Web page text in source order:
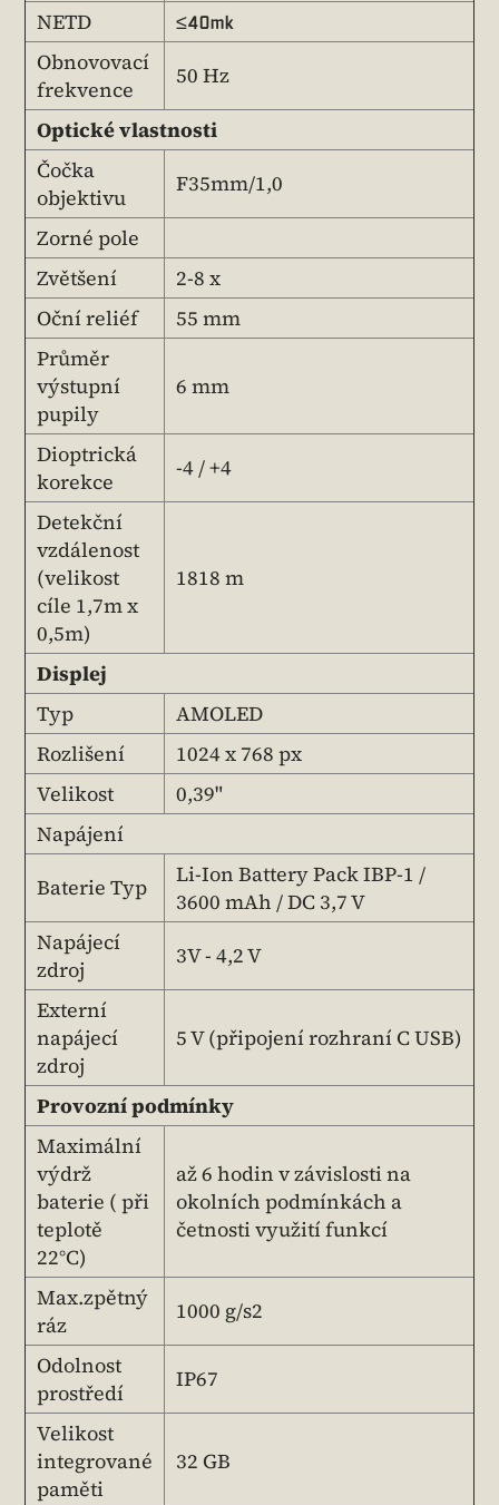
NETD
≤40mk
Obnovovací
frekvence
50 Hz
Optické vlastnosti
Čočka
objektivu
F35mm/1,0
Zorné pole
Zvětšení
2-8 x
Oční reliéf
55 mm
Průměr
výstupní
pupily
6 mm
Dioptrická
korekce
-4 / +4
Detekční
vzdálenost
(velikost
cíle 1,7m x
0,5m)
1818 m
Displej
Typ
AMOLED
Rozlišení
1024 x 768 px
Velikost
0,39"
Napájení
Baterie Typ
Li-Ion Battery Pack IBP-1 /
3600 mAh / DC 3,7 V
Napájecí
zdroj
3V - 4,2 V
Externí
napájecí
zdroj
5 V (připojení rozhraní C USB)
Provozní podmínky
Maximální
výdrž
baterie ( při
teplotě
22°C)
až 6 hodin v závislosti na
okolních podmínkách a
četnosti využití funkcí
Max.zpětný
ráz
1000 g/s2
Odolnost
prostředí
IP67
Velikost
integrované
paměti
32 GB